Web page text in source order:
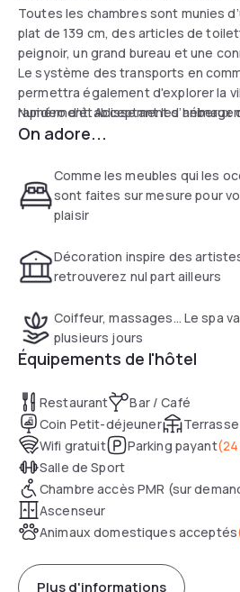
Toutes les chambres sont munies
plat de 139 cm, des articles de
peignoir, un grand bureau et une
Le système des transports en
permettra également d'explorer la
rapidement. Acceptant les animaux
est l’endroit idéal pour se sentir à la
Numéro d’établissement
On adore...
Comme les meubles qui les
sont faites sur mesure pour
plaisir
Décoration inspire des
retrouverez nul part ailleurs
Coiffeur, massages… Le spa
plusieurs jours
Équipements de l'hôtel
Restaurant
Bar / Café
Coin Petit-déjeuner
Terrasse
Wifi gratuit
Parking payant(
Salle de Sport
Chambre accès PMR (sur
Ascenseur
Animaux domestiques acceptés
Plus d'informations